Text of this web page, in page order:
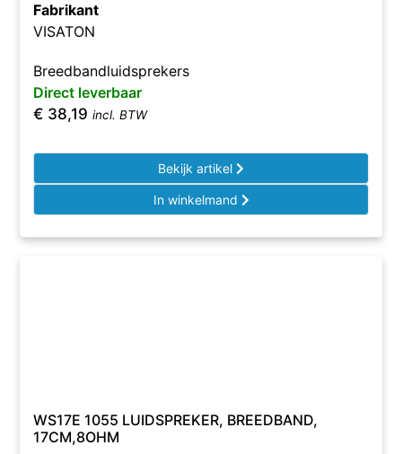
Fabrikant
VISATON
Breedbandluidsprekers
Direct leverbaar
€ 38,19 incl. BTW
Bekijk artikel
In winkelmand
WS17E 1055 LUIDSPREKER, BREEDBAND,
17CM,8OHM